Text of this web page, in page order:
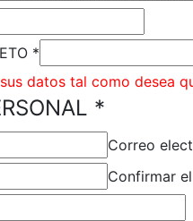
*
datos tal como desea
*
Correo
Confirmar